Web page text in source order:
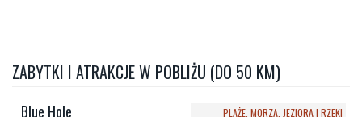
ZABYTKI I ATRAKCJE W POBLIŻU (DO 50 KM)
Blue Hole PLAŻE, MORZA, JEZIORA I RZEKI